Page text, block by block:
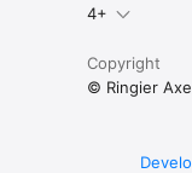
4+
Copyright
© Ringier